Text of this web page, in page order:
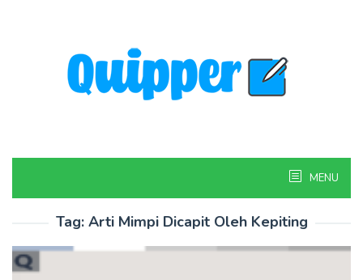
MENU
Tag: Arti Mimpi Dicapit Oleh Kepiting